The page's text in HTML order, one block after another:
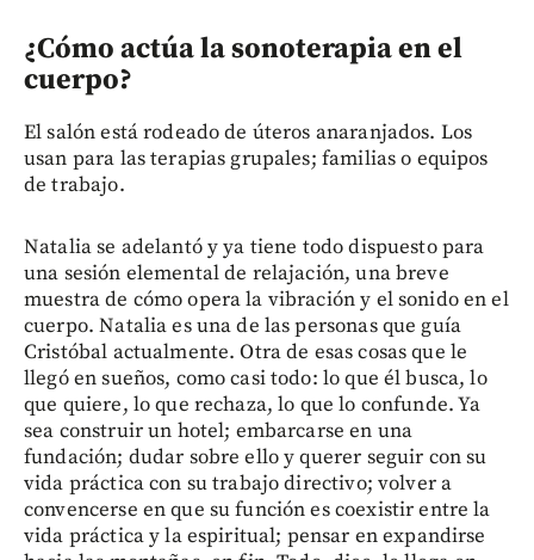
¿Cómo actúa la sonoterapia en el
cuerpo?
El salón está rodeado de úteros anaranjados. Los
usan para las terapias grupales; familias o equipos
de trabajo.
Natalia se adelantó y ya tiene todo dispuesto para
una sesión elemental de relajación, una breve
muestra de cómo opera la vibración y el sonido en el
cuerpo. Natalia es una de las personas que guía
Cristóbal actualmente. Otra de esas cosas que le
llegó en sueños, como casi todo: lo que él busca, lo
que quiere, lo que rechaza, lo que lo confunde. Ya
sea construir un hotel; embarcarse en una
fundación; dudar sobre ello y querer seguir con su
vida práctica con su trabajo directivo; volver a
convencerse en que su función es coexistir entre la
vida práctica y la espiritual; pensar en expandirse